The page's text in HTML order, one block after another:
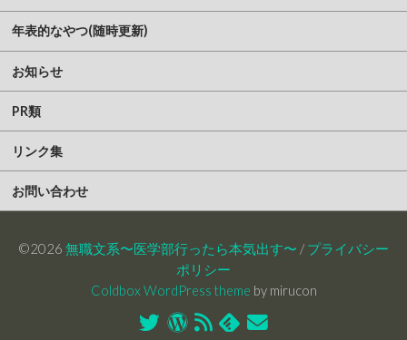
年表的なやつ(随時更新)
お知らせ
PR類
リンク集
お問い合わせ
©2026 無職文系〜医学部行ったら本気出す〜 / プライバシー
ポリシー
Coldbox WordPress theme by mirucon
TwitterWordPress
RSS Feedlyお